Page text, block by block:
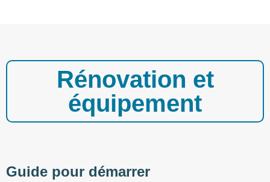
Rénovation et
équipement
Guide pour démarrer